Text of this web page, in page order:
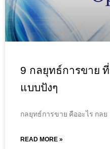
9 กลยุทธ์การขาย
แบบปังๆ
กลยุทธ์การขาย คืออะไร กลย
READ MORE »